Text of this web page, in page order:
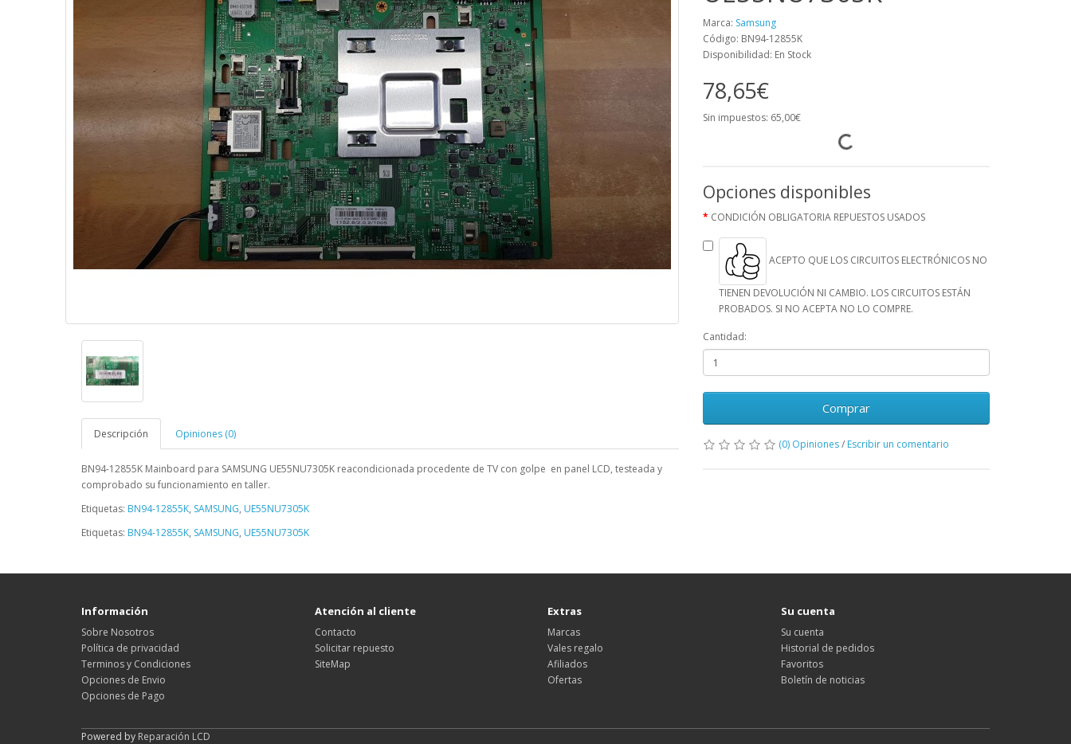
Descripción Opiniones (0)
BN94-12855K Mainboard para SAMSUNG UE55NU7305K reacondicionada procedente de TV con golpe en panel LCD, testeada y
comprobado su funcionamiento en taller.
Marca: Samsung
Código: BN94-12855K
Disponibilidad: En Stock
78,65€
Sin impuestos: 65,00€
Opciones disponibles
CONDICIÓN OBLIGATORIA REPUESTOS USADOS
ACEPTO QUE LOS CIRCUITOS ELECTRÓNICOS NO
TIENEN DEVOLUCIÓN NI CAMBIO. LOS CIRCUITOS ESTÁN
PROBADOS. SI NO ACEPTA NO LO COMPRE.
Cantidad:
Comprar
(0) Opiniones/ Escribir un comentario
Etiquetas: BN94-12855K, SAMSUNG, UE55NU7305K
Etiquetas: BN94-12855K, SAMSUNG, UE55NU7305K
Información
Sobre Nosotros
Política de privacidad
Terminos y Condiciones
Opciones de Envio
Opciones de Pago
Atención al cliente
Contacto
Solicitar repuesto
SiteMap
Extras
Marcas
Vales regalo
Afiliados
Ofertas
Su cuenta
Su cuenta
Historial de pedidos
Favoritos
Boletín de noticias
Powered by Reparación LCD